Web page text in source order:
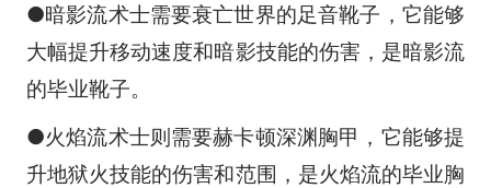
●暗影流术士需要衰亡世界的足音靴子，它能够
大幅提升移动速度和暗影技能的伤害，是暗影流
的毕业靴子。
●火焰流术士则需要赫卡顿深渊胸甲，它能够提
升地狱火技能的伤害和范围，是火焰流的毕业胸